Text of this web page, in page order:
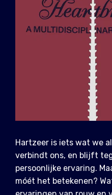
Hartzeer is iets wat we
verbindt ons, en blijft
persoonlijke ervaring.
móét het betekenen?